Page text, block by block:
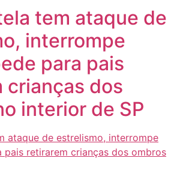
tem ataque de
interrompe
para pais
crianças dos
interior de SP